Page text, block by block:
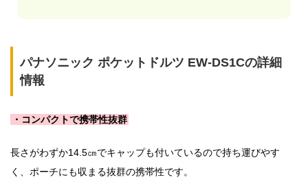
パナソニック ポケットドルツ EW-DS1Cの詳細
情報
・コンパクトで携帯性抜群
長さがわずか14.5㎝でキャップも付いているので持ち運びやす
く、ポーチにも収まる抜群の携帯性です。